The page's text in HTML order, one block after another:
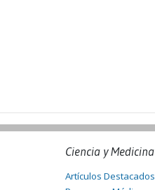
Ciencia y Medicina
Artículos Destacados